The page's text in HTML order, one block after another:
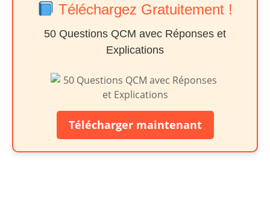
Téléchargez Gratuitement !
50 Questions QCM avec Réponses et
Explications
Télécharger maintenant